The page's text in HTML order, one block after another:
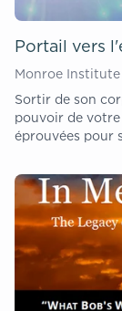
Portail vers
Monroe Institute
Sortir de son
pouvoir de
éprouvées pour